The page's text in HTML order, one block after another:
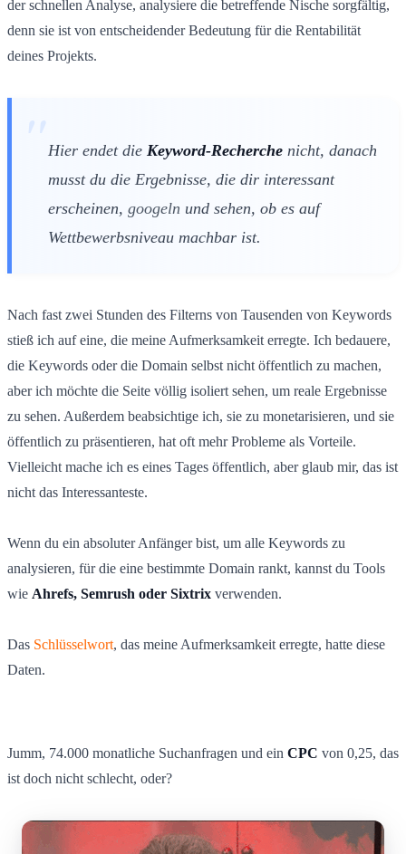
der schnellen Analyse, analysiere die betreffende Nische sorgfältig,
denn sie ist von entscheidender Bedeutung für die Rentabilität
deines Projekts.
Hier endet die Keyword-Recherche nicht, danach
musst du die Ergebnisse, die dir interessant
erscheinen, googeln und sehen, ob es auf
Wettbewerbsniveau machbar ist.
Nach fast zwei Stunden des Filterns von Tausenden von Keywords
stieß ich auf eine, die meine Aufmerksamkeit erregte. Ich bedauere,
die Keywords oder die Domain selbst nicht öffentlich zu machen,
aber ich möchte die Seite völlig isoliert sehen, um reale Ergebnisse
zu sehen. Außerdem beabsichtige ich, sie zu monetarisieren, und sie
öffentlich zu präsentieren, hat oft mehr Probleme als Vorteile.
Vielleicht mache ich es eines Tages öffentlich, aber glaub mir, das ist
nicht das Interessanteste.
Wenn du ein absoluter Anfänger bist, um alle Keywords zu
analysieren, für die eine bestimmte Domain rankt, kannst du Tools
wie Ahrefs, Semrush oder Sixtrix verwenden.
Das Schlüsselwort, das meine Aufmerksamkeit erregte, hatte diese
Daten.
Jumm, 74.000 monatliche Suchanfragen und ein CPC von 0,25, das
ist doch nicht schlecht, oder?